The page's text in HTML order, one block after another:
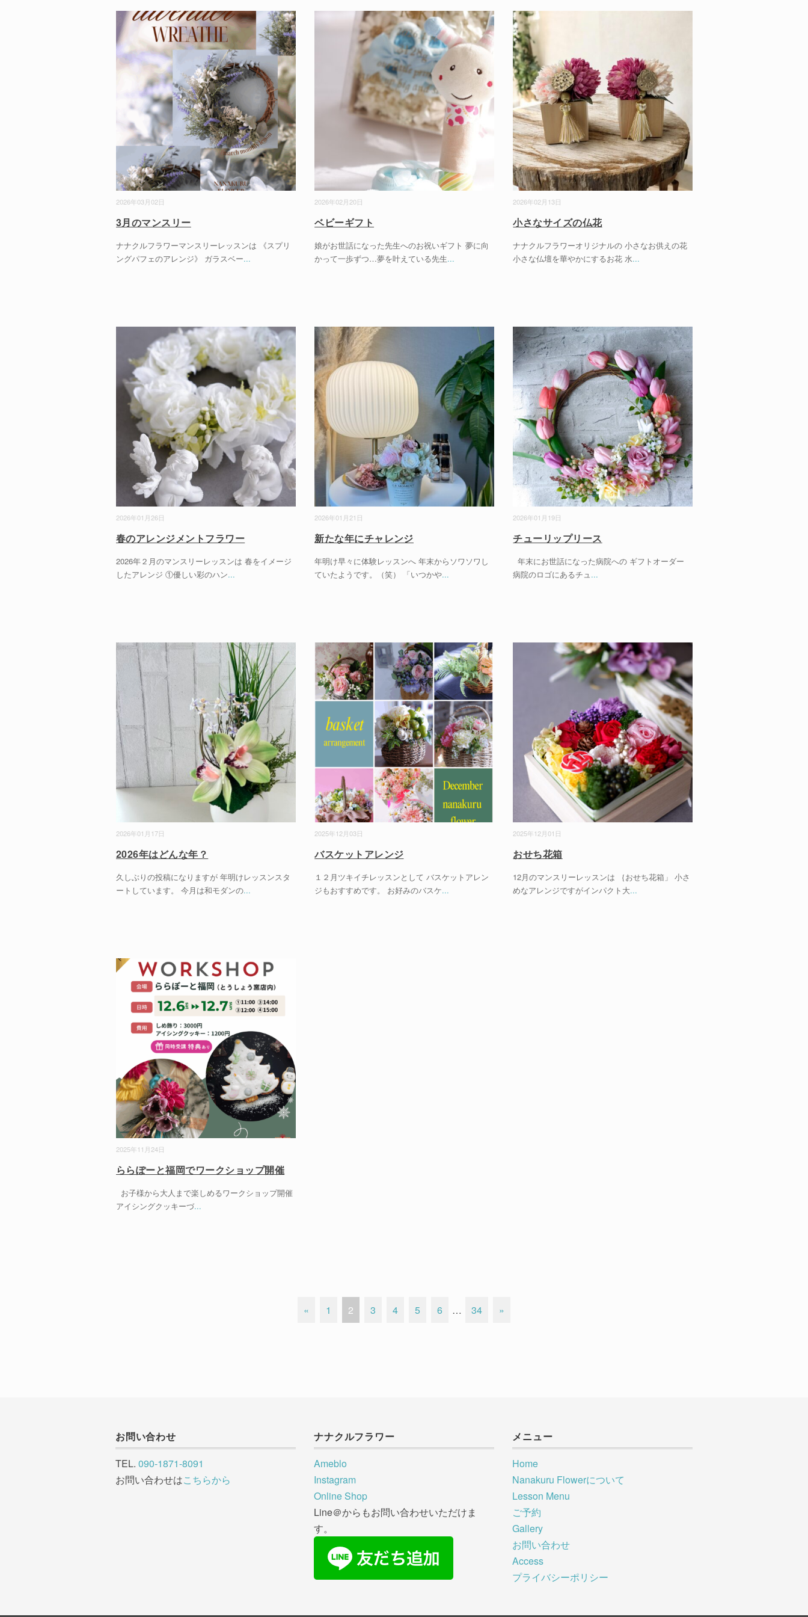
2026年03月02日
3月のマンスリー
ナナクルフラワーマンスリーレッスンは 《スプリ
ングパフェのアレンジ》 ガラスベー...
2026年02月20日
ベビーギフト
娘がお世話になった先生へのお祝いギフト 夢に向
かって一歩ずつ…夢を叶えている先生...
2026年02月13日
小さなサイズの仏花
ナナクルフラワーオリジナルの 小さなお供えの花
小さな仏壇を華やかにするお花 水...
2026年01月26日
春のアレンジメントフラワー
2026年２月のマンスリーレッスンは 春をイメージ
したアレンジ ①優しい彩のハン...
2026年01月21日
新たな年にチャレンジ
年明け早々に体験レッスンへ 年末からソワソワし
ていたようです。（笑） 「いつかや...
2026年01月19日
チューリップリース
年末にお世話になった病院への ギフトオーダー
病院のロゴにあるチュ ...
2026年01月17日
2026年はどんな年？
久しぶりの投稿になりますが 年明けレッスンスタ
ートしています。 今月は和モダンの...
2025年12月03日
バスケットアレンジ
１２月ツキイチレッスンとして バスケットアレン
ジもおすすめです。 お好みのバスケ...
2025年12月01日
おせち花箱
12月のマンスリーレッスンは ｛おせち花箱」 小さ
めなアレンジですがインパクト大...
2025年11月24日
ららぽーと福岡でワークショップ開催
お子様から大人まで楽しめるワークショップ開催
アイシングクッキーづ...
« 1 2 3 4 5 6 … 34 »
お問い合わせ
TEL. 090-1871-8091
お問い合わせはこちらから
ナナクルフラワー
Ameblo
Instagram
Online Shop
Line＠からもお問い合わせいただけま
す。
メニュー
Home
Nanakuru Flowerについて
Lesson Menu
ご予約
Gallery
お問い合わせ
Access
プライバシーポリシー